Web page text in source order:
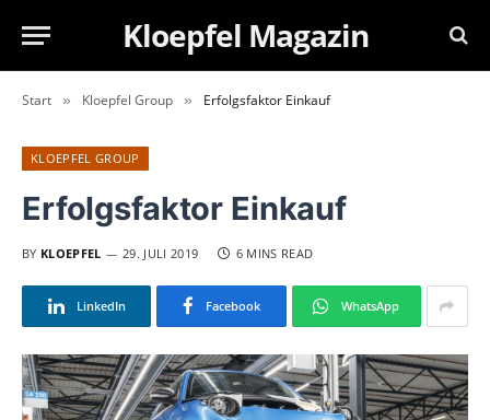
Kloepfel Magazin
Start » Kloepfel Group » Erfolgsfaktor Einkauf
KLOEPFEL GROUP
Erfolgsfaktor Einkauf
BY KLOEPFEL 29. JULI 2019 6 MINS READ
LinkedIn Facebook WhatsApp